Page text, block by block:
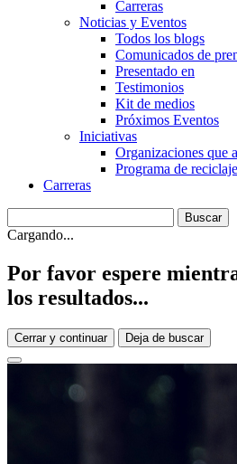
Carreras
Noticias y Eventos
Todos los blogs
Comunicados de
Presentado en
Testimonios
Kit de medios
Próximos Eventos
Iniciativas
Organizaciones que
Programa de reciclaje
Carreras
Cargando...
Por favor espere
los resultados...
Cerrar y continuar Deja de buscar